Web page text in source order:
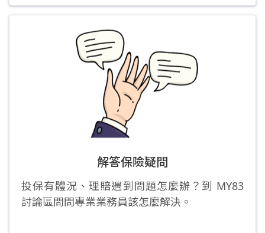
解答保險疑問
投保有體況、理賠遇到問題怎麼辦？到 MY83
討論區問問專業業務員該怎麼解決。